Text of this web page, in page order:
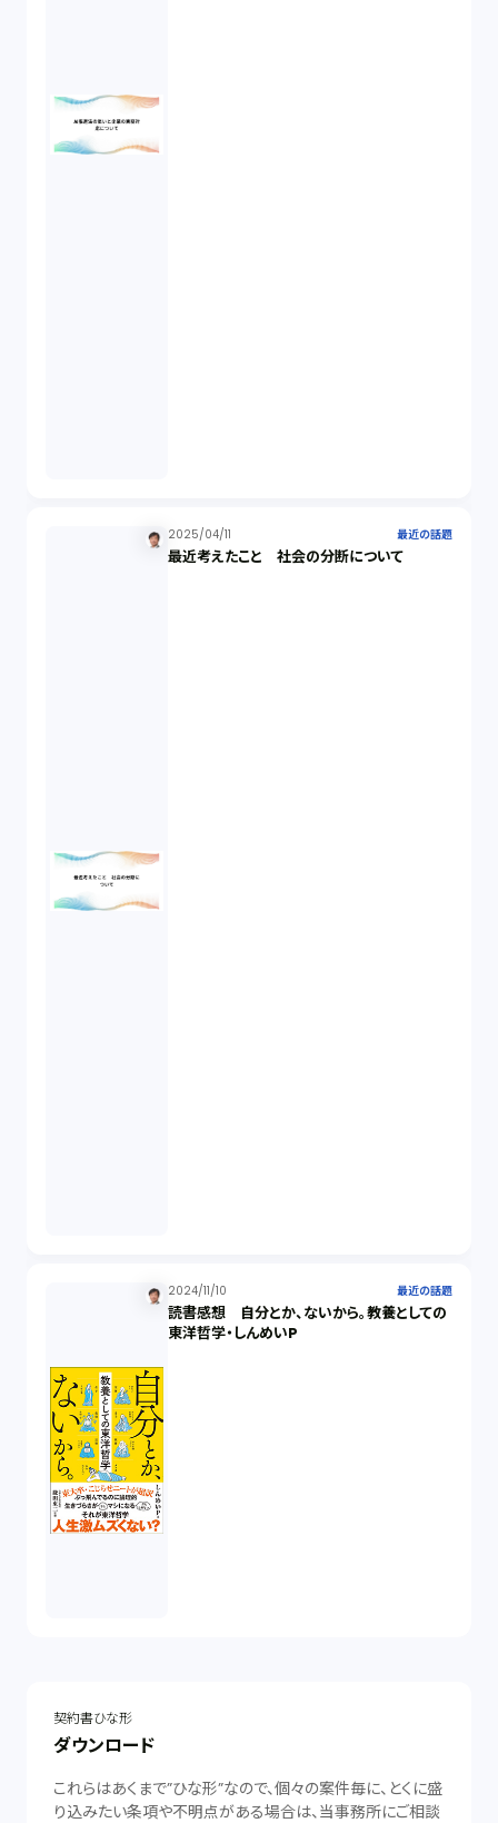
2025/04/11 最近の話題
最近考えたこと 社会の分断について
2024/11/10 最近の話題
読書感想 自分とか、ないから。教養としての
東洋哲学・しんめいP
契約書ひな形
ダウンロード
これらはあくまで”ひな形”なので、個々の案件毎に、とくに盛
り込みたい条項や不明点がある場合は、当事務所にご相談